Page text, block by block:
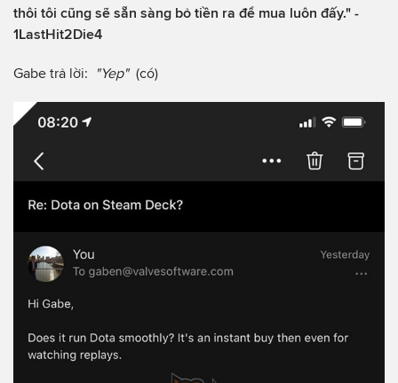
thôi tôi cũng sẽ sẵn sàng bỏ tiền ra để mua luôn đấy." -
1LastHit2Die4
Gabe trả lời: "Yep" (có)